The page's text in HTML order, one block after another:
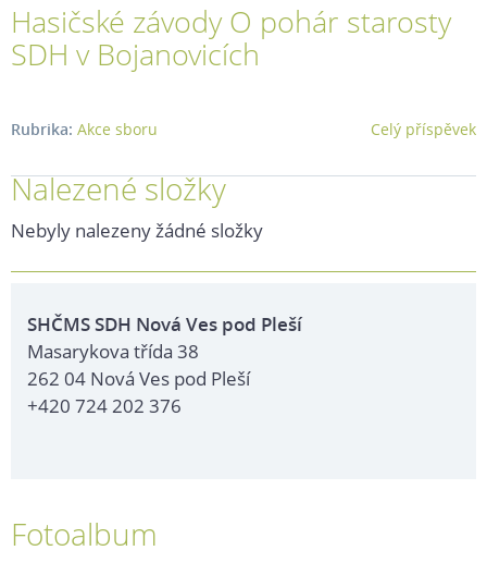
2017
Hasičské závody O pohár starosty
SDH v Bojanovicích
Celý příspěvek
Rubrika: Akce sboru
Nalezené složky
Nebyly nalezeny žádné složky
SHČMS SDH Nová Ves pod Pleší
Masarykova třída 38
262 04 Nová Ves pod Pleší
+420 724 202 376
Fotoalbum